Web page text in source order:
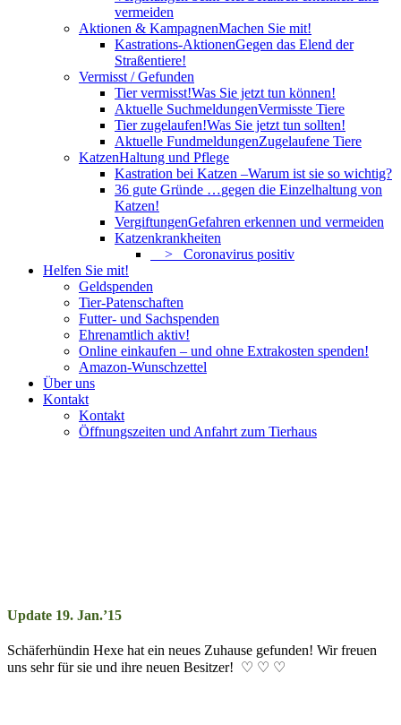
vermeiden
Aktionen & KampagnenMachen Sie mit!
Kastrations-AktionenGegen das Elend der
Straßentiere!
Vermisst / Gefunden
Tier vermisst!Was Sie jetzt tun können!
Aktuelle SuchmeldungenVermisste Tiere
Tier zugelaufen!Was Sie jetzt tun sollten!
Aktuelle FundmeldungenZugelaufene Tiere
KatzenHaltung und Pflege
Kastration bei Katzen –Warum ist sie so wichtig?
36 gute Gründe …gegen die Einzelhaltung von
Katzen!
VergiftungenGefahren erkennen und vermeiden
Katzenkrankheiten
> Coronavirus positiv
Helfen Sie mit!
Geldspenden
Tier-Patenschaften
Futter- und Sachspenden
Ehrenamtlich aktiv!
Online einkaufen – und ohne Extrakosten spenden!
Amazon-Wunschzettel
Über uns
Kontakt
Kontakt
Öffnungszeiten und Anfahrt zum Tierhaus
Update 19. Jan.’15
Schäferhündin Hexe hat ein neues Zuhause gefunden! Wir freuen
uns sehr für sie und ihre neuen Besitzer! ♡ ♡ ♡